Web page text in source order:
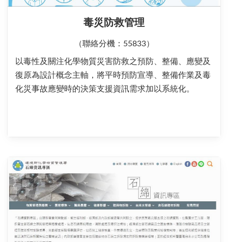
毒災防救管理
（聯絡分機：55833）
以毒性及關注化學物質災害防救之預防、整備、應變及
復原為設計概念主軸，將平時預防宣導、整備作業及毒
化災事故應變時的決策支援資訊需求加以系統化。